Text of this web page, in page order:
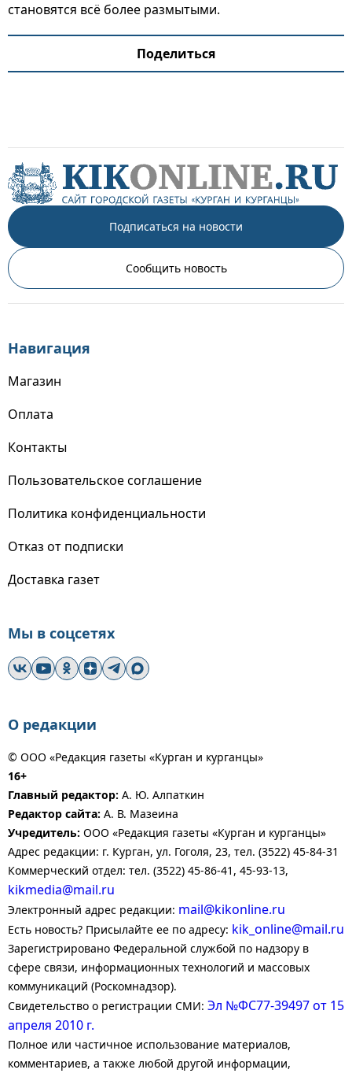
становятся всё более размытыми.
Поделиться
Подписаться на новости
Сообщить новость
Навигация
Магазин
Оплата
Контакты
Пользовательское соглашение
Политика конфиденциальности
Отказ от подписки
Доставка газет
Мы в соцсетях
О редакции
© ООО «Редакция газеты «Курган и курганцы»
16+
Главный редактор: А. Ю. Алпаткин
Редактор сайта: А. В. Мазеина
Учредитель: ООО «Редакция газеты «Курган и курганцы»
Адрес редакции: г. Курган, ул. Гоголя, 23, тел. (3522) 45-84-31
Коммерческий отдел: тел. (3522) 45-86-41, 45-93-13,
kikmedia@mail.ru
Электронный адрес редакции: mail@kikonline.ru
Есть новость? Присылайте ее по адресу: kik_online@mail.ru
Зарегистрировано Федеральной службой по надзору в
сфере связи, информационных технологий и массовых
коммуникаций (Роскомнадзор).
Свидетельство о регистрации СМИ: Эл №ФС77-39497 от 15
апреля 2010 г.
Полное или частичное использование материалов,
комментариев, а также любой другой информации,